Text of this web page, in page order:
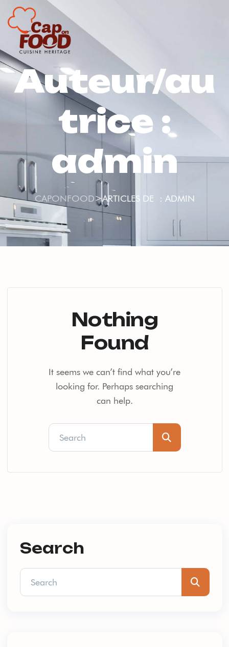
Auteur/au
trice :
admin
CAPONFOOD>ARTICLES DE : ADMIN
Nothing
Found
It seems we can’t find what you’re
looking for. Perhaps searching
can help.
Search